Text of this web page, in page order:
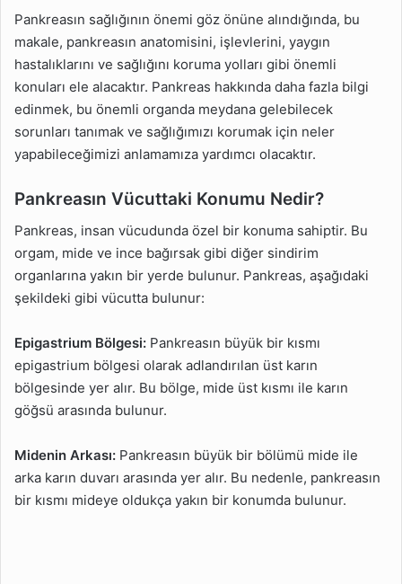
Pankreasın Sağlığını
Korumak İçin Neler
Pankreas İltihabı İçin
Tavsiyeler
Pankreasın sağlığının önemi göz önüne alındığında, bu
makale, pankreasın anatomisini, işlevlerini, yaygın
hastalıklarını ve sağlığını koruma yolları gibi önemli
konuları ele alacaktır. Pankreas hakkında daha fazla bilgi
edinmek, bu önemli organda meydana gelebilecek
sorunları tanımak ve sağlığımızı korumak için neler
yapabileceğimizi anlamamıza yardımcı olacaktır.
Pankreasın Vücuttaki Konumu Nedir?
Pankreas, insan vücudunda özel bir konuma sahiptir. Bu
orgam, mide ve ince bağırsak gibi diğer sindirim
organlarına yakın bir yerde bulunur. Pankreas, aşağıdaki
şekildeki gibi vücutta bulunur:
Epigastrium Bölgesi: Pankreasın büyük bir kısmı
epigastrium bölgesi olarak adlandırılan üst karın
bölgesinde yer alır. Bu bölge, mide üst kısmı ile karın
göğsü arasında bulunur.
Midenin Arkası: Pankreasın büyük bir bölümü mide ile
arka karın duvarı arasında yer alır. Bu nedenle, pankreasın
bir kısmı mideye oldukça yakın bir konumda bulunur.